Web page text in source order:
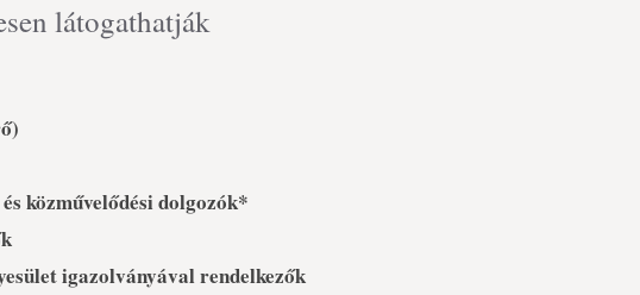
látogathatják
közművelődési dolgozók*
igazolványával rendelkezők